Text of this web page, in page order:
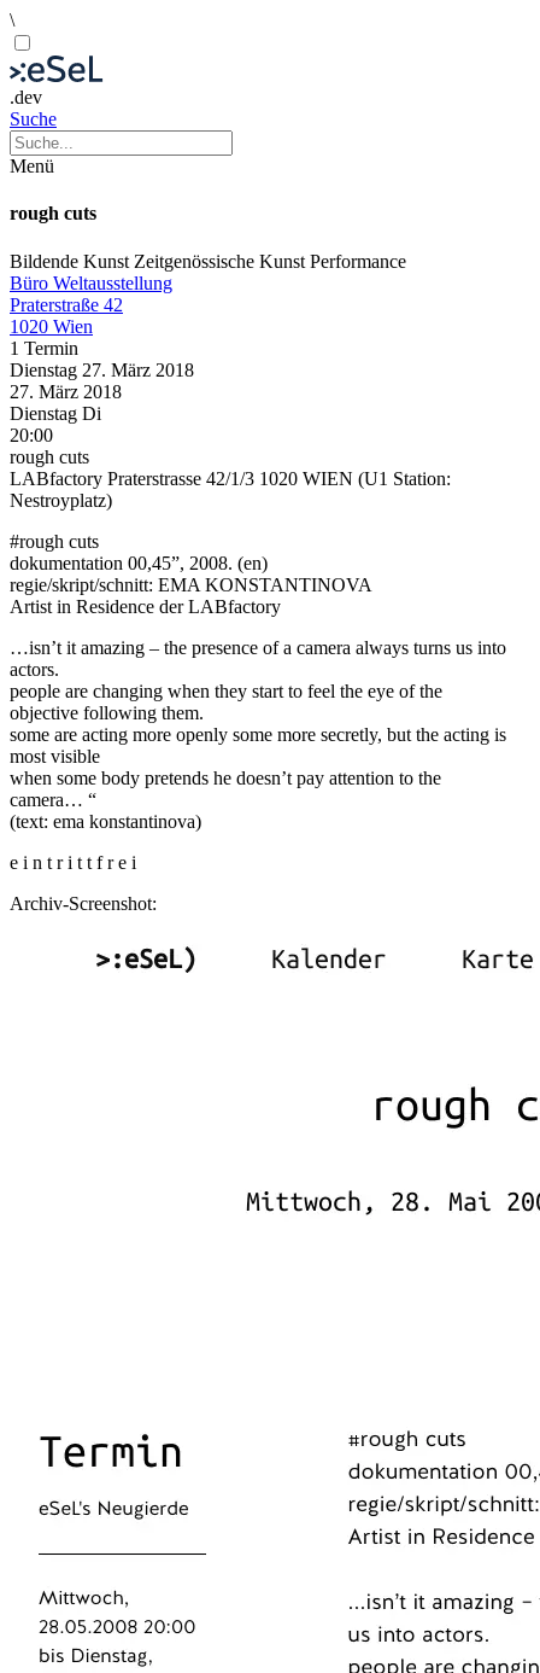
\
.dev
Suche
Menü
rough cuts
Bildende Kunst Zeitgenössische Kunst Performance
Büro Weltausstellung
Praterstraße 42
1020 Wien
1 Termin
Dienstag 27. März 2018
27. März 2018
Dienstag Di
20:00
rough cuts
LABfactory Praterstrasse 42/1/3 1020 WIEN (U1 Station:
Nestroyplatz)
#rough cuts
dokumentation 00,45”, 2008. (en)
regie/skript/schnitt: EMA KONSTANTINOVA
Artist in Residence der LABfactory
…isn’t it amazing – the presence of a camera always turns us into
actors.
people are changing when they start to feel the eye of the
objective following them.
some are acting more openly some more secretly, but the acting is
most visible
when some body pretends he doesn’t pay attention to the
camera… “
(text: ema konstantinova)
e i n t r i t t f r e i
Archiv-Screenshot: